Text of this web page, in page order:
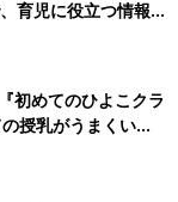
育児に役立つ情報が
初めてのひよこクラ
授乳がうまくい
のトラブル 解決テ